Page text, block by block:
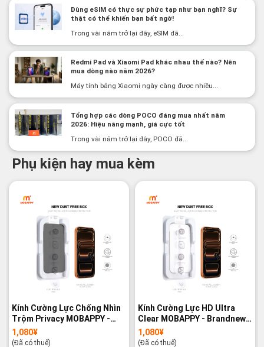
Dùng eSIM có thực sự phức tạp như bạn nghĩ? Sự
thật có thể khiến bạn bất ngờ!
Trong vài năm trở lại đây, eSIM đã...
Redmi Pad và Xiaomi Pad khác nhau thế nào? Nên
mua dòng nào năm 2026?
Máy tính bảng Xiaomi ngày càng được nhiều...
Tổng hợp các dòng POCO đáng mua nhất năm
2026: Hiệu năng mạnh, giá cực tốt
Trong vài năm trở lại đây, POCO đã...
Phụ kiện hay mua kèm
Kính Cường Lực Chống Nhìn
Trộm Privacy MOBAPPY -
Brandnew 100%
1,080¥
(Đã có thuế)
Kính Cường Lực HD Ultra
Clear MOBAPPY - Brandnew
100%
1,080¥
(Đã có thuế)